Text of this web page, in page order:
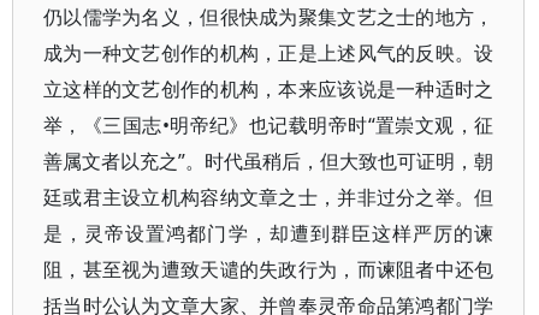
仍以儒学为名义，但很快成为聚集文艺之士的地方，
成为一种文艺创作的机构，正是上述风气的反映。设
立这样的文艺创作的机构，本来应该说是一种适时之
举，《三国志•明帝纪》也记载明帝时“置崇文观，征
善属文者以充之”。时代虽稍后，但大致也可证明，朝
廷或君主设立机构容纳文章之士，并非过分之举。但
是，灵帝设置鸿都门学，却遭到群臣这样严厉的谏
阻，甚至视为遭致天谴的失政行为，而谏阻者中还包
括当时公认为文章大家、并曾奉灵帝命品第鸿都门学